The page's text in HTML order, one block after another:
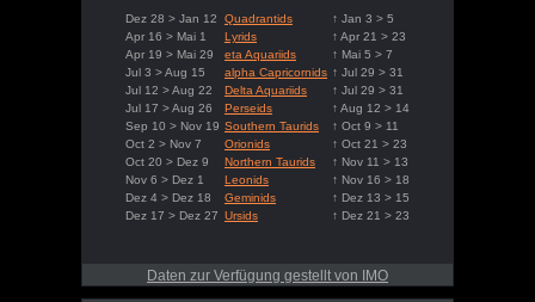
Dez 28 > Jan 12 Quadrantids
↑ Jan 3 > 5
Apr 16 > Mai 1
Lyrids
↑ Apr 21 > 23
Apr 19 > Mai 29
eta Aquariids
↑ Mai 5 > 7
Jul 3 > Aug 15
alpha Capricornids ↑ Jul 29 > 31
Jul 12 > Aug 22
Delta Aquariids
↑ Jul 29 > 31
Jul 17 > Aug 26
Perseids
↑ Aug 12 > 14
Sep 10 > Nov 19 Southern Taurids
↑ Oct 9 > 11
Oct 2 > Nov 7
Orionids
↑ Oct 21 > 23
Oct 20 > Dez 9
Northern Taurids
↑ Nov 11 > 13
Nov 6 > Dez 1
Leonids
↑ Nov 16 > 18
Dez 4 > Dez 18
Geminids
↑ Dez 13 > 15
Dez 17 > Dez 27 Ursids ↑ Dez 21 > 23
Daten zur Verfügung gestellt von IMO